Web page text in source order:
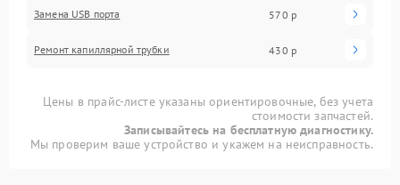
Замена USB порта 570 р
Ремонт капиллярной трубки 430 р
Цены в прайс-листе указаны ориентировочные, без учета
стоимости запчастей.
Записывайтесь на бесплатную диагностику.
Мы проверим ваше устройство и укажем на неисправность.